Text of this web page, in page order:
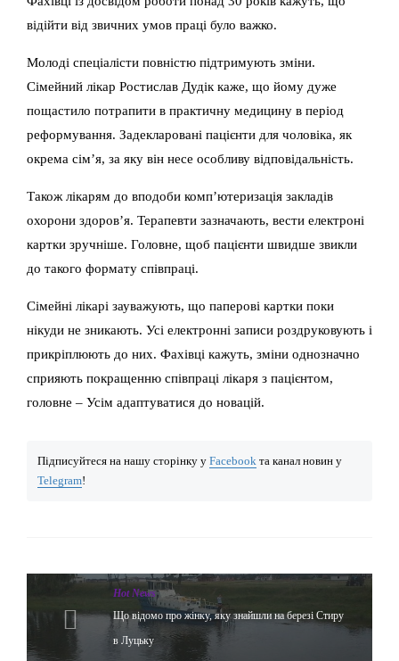
відійти від звичних умов праці було важко.
Молоді спеціалісти повністю підтримують зміни.
Сімейний лікар Ростислав Дудік каже, що йому дуже
пощастило потрапити в практичну медицину в період
реформування. Задекларовані пацієнти для чоловіка, як
окрема сім’я, за яку він несе особливу відповідальність.
Також лікарям до вподоби комп’ютеризація закладів
охорони здоров’я. Терапевти зазначають, вести електроні
картки зручніше. Головне, щоб пацієнти швидше звикли
до такого формату співпраці.
Сімейні лікарі зауважують, що паперові картки поки
нікуди не зникають. Усі електронні записи роздруковують і
прикріплюють до них. Фахівці кажуть, зміни однозначно
сприяють покращенню співпраці лікаря з пацієнтом,
головне – Усім адаптуватися до новацій.
Підписуйтеся на нашу сторінку у Facebook та канал новин у
Telegram!
Hot News
Що відомо про жінку, яку знайшли на березі Стиру
в Луцьку